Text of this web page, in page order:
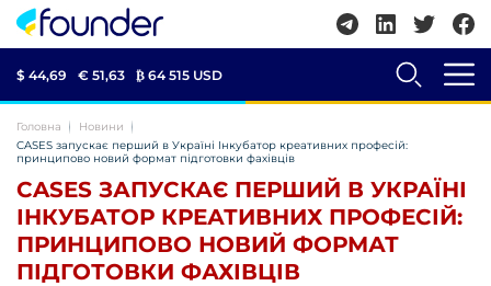
$ 44,69 € 51,63 ₿ 64 515 USD
Головна
Новини
CASES запускає перший в Україні Інкубатор креативних професій:
принципово новий формат підготовки фахівців
CASES ЗАПУСКАЄ ПЕРШИЙ В УКРАЇНІ
ІНКУБАТОР КРЕАТИВНИХ ПРОФЕСІЙ:
ПРИНЦИПОВО НОВИЙ ФОРМАТ
ПІДГОТОВКИ ФАХІВЦІВ